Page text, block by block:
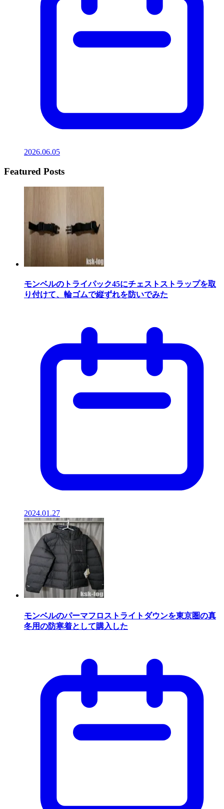
2026.06.05
Featured Posts
モンベルのトライパック45にチェストストラップを取
り付けて、輪ゴムで縦ずれを防いでみた
2024.01.27
モンベルのパーマフロストライトダウンを東京圏の真
冬用の防寒着として購入した